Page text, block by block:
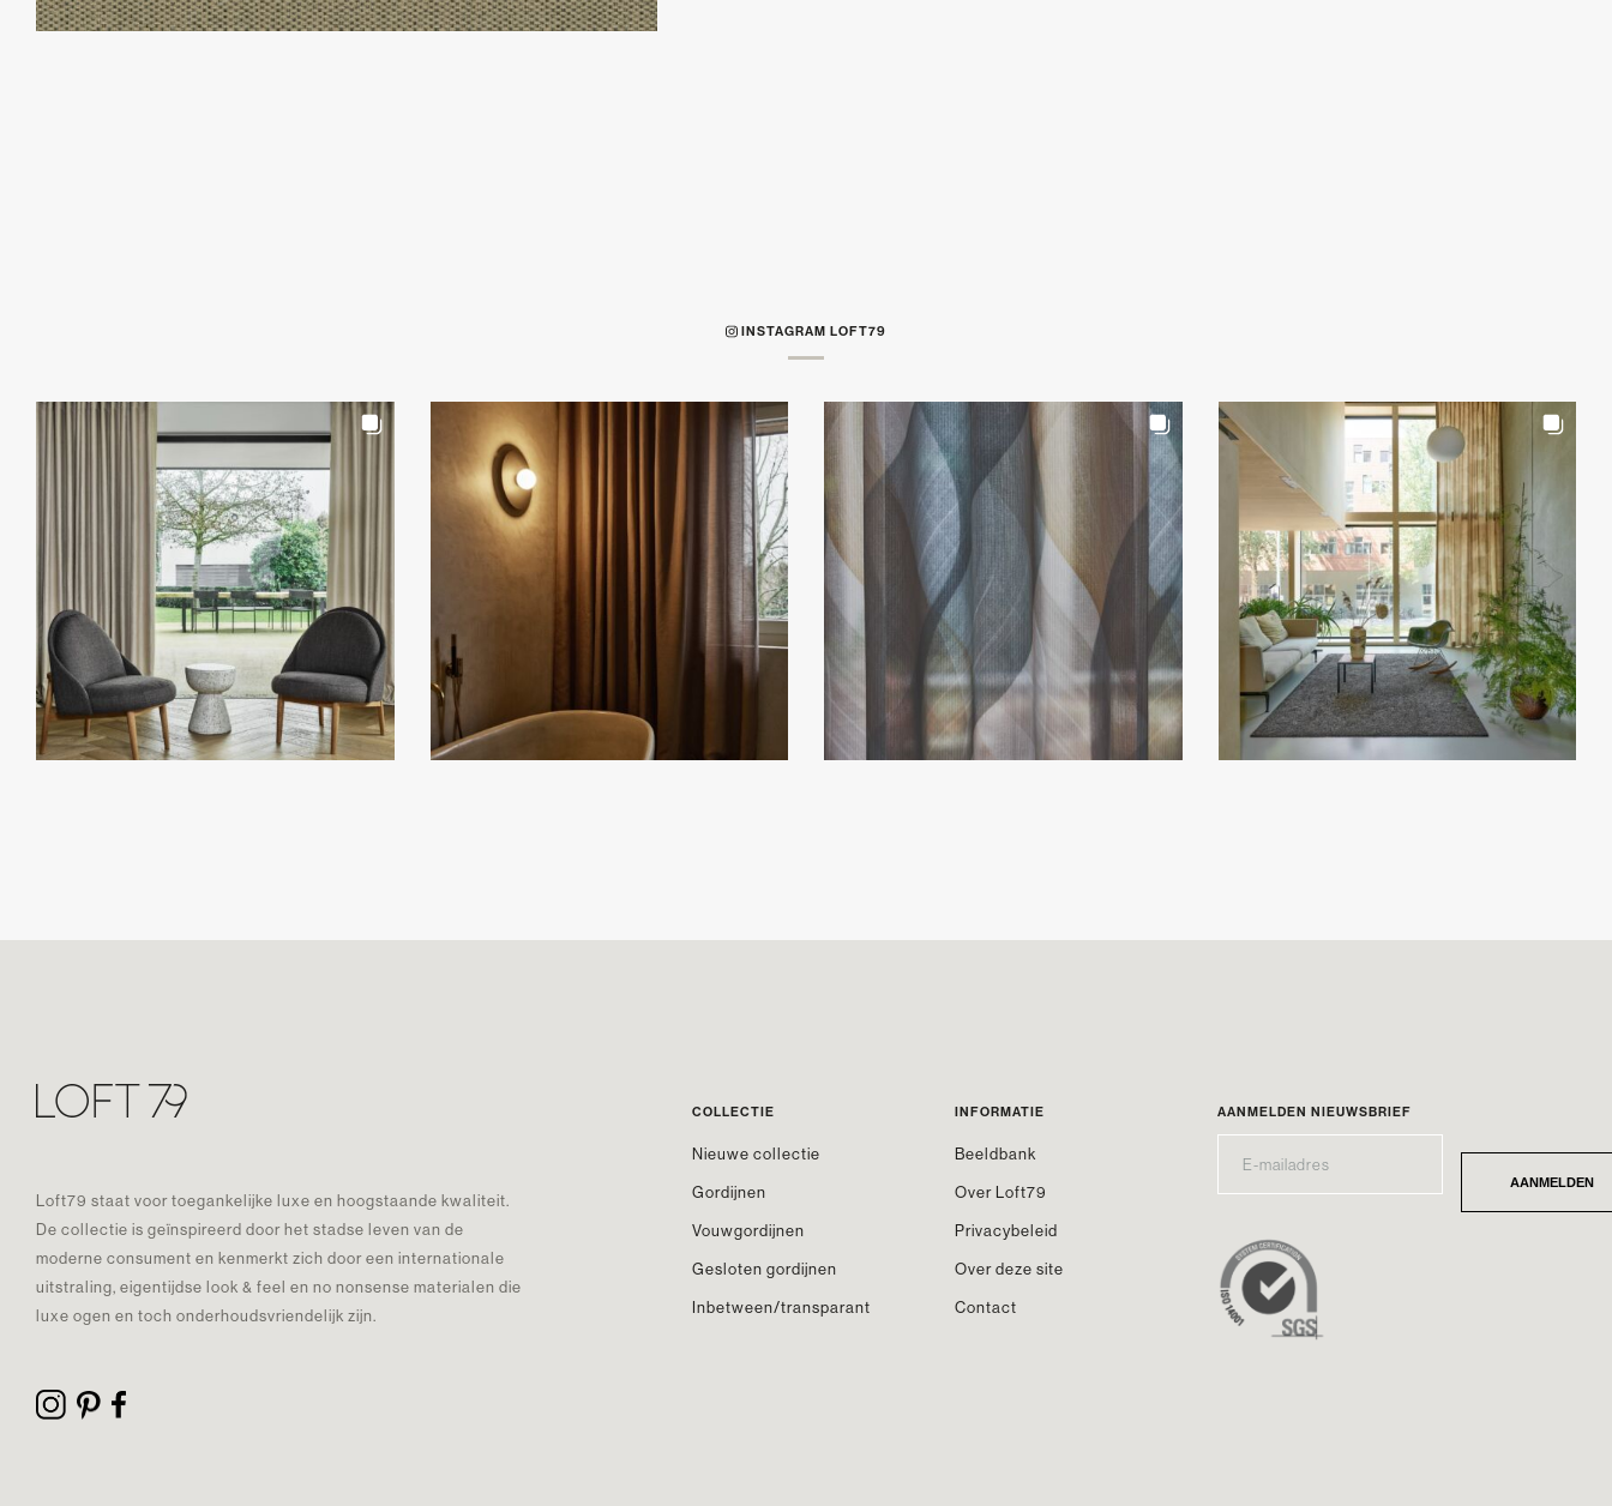
INSTAGRAM LOFT79
Loft79 staat voor toegankelijke luxe en hoogstaande kwaliteit.
De collectie is geïnspireerd door het stadse leven van de
moderne consument en kenmerkt zich door een internationale
uitstraling, eigentijdse look & feel en no nonsense materialen die
luxe ogen en toch onderhoudsvriendelijk zijn.
COLLECTIE
Nieuwe collectie
Gordijnen
Vouwgordijnen
Gesloten gordijnen
Inbetween/transparant
INFORMATIE
Beeldbank
Over Loft79
Privacybeleid
Over deze site
Contact
AANMELDEN NIEUWSBRIEF
* AANMELDEN